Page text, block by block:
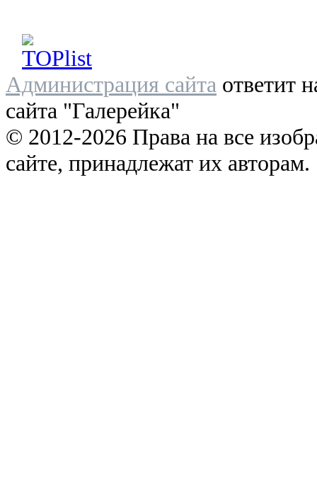
Администрация сайта ответит
сайта "Галерейка"
© 2012-2026 Права на все
сайте, принадлежат их авторам.